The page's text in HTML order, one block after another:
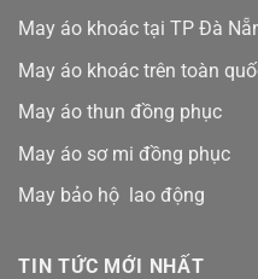
May áo khoác tại TP Đà
May áo khoác trên toàn
May áo thun đồng phục
May áo sơ mi đồng phục
May bảo hộ lao động
TIN TỨC MỚI NHẤT